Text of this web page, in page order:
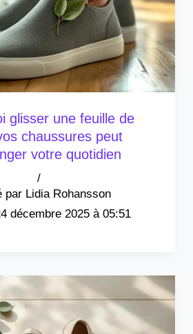
glisser une feuille de
chaussures peut
votre quotidien
Lidia Rohansson
/
décembre 2025 à 05:51